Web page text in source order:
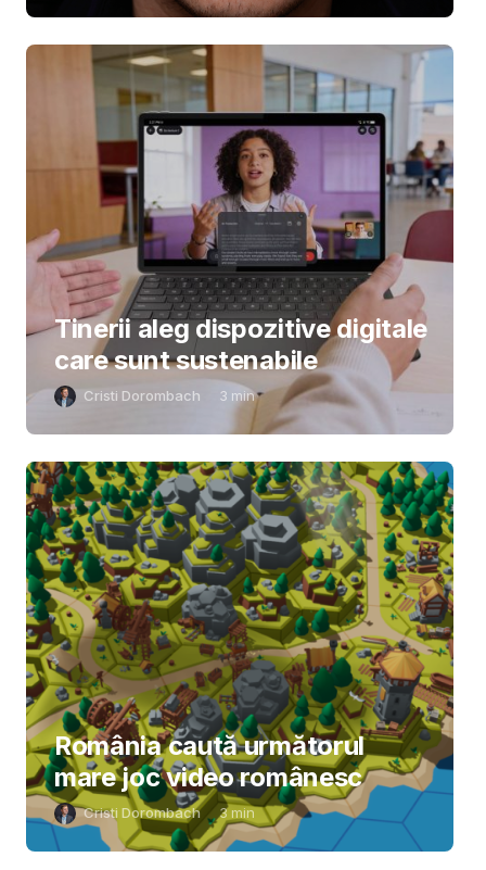
Tinerii aleg dispozitive digitale
care sunt sustenabile
Cristi Dorombach 3 min
România caută următorul
mare joc video românesc
Cristi Dorombach 3min